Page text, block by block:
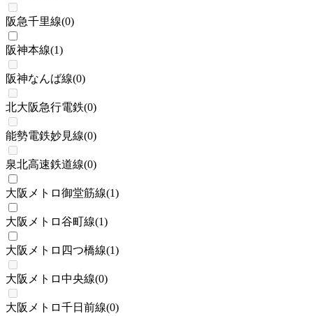
阪急千里線(0)
阪神本線(1)
阪神なんば線(0)
北大阪急行電鉄(0)
能勢電鉄妙見線(0)
泉北高速鉄道線(0)
大阪メトロ御堂筋線(1)
大阪メトロ谷町線(1)
大阪メトロ四つ橋線(1)
大阪メトロ中央線(0)
大阪メトロ千日前線(0)